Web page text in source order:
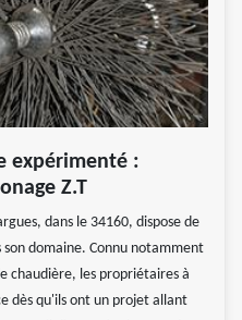
expérimenté :
Z.T
dans le 34160, dispose de
son domaine. Connu notamment
chaudière, les propriétaires à
dès qu'ils ont un projet allant